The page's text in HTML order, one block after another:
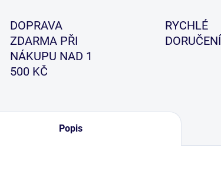
DOPRAVA
ZDARMA PŘI
NÁKUPU NAD 1
500 KČ
RYCHLÉ
DORUČENÍ
Popis